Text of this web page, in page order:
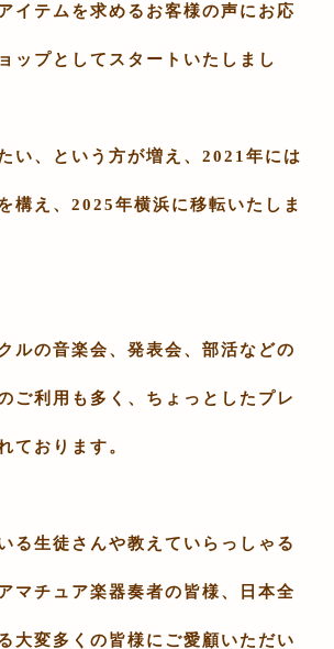
イテムを求めるお客様の声にお応
ップとしてスタートいたしまし
い、という方が増え、 2021 年には
構え、 2025年横浜に移転いたしま
ルの音楽会、発表会、部活などの
ご利用も多く、ちょっとしたプレ
ております。
る生徒さんや教えていらっしゃる
マチュア楽器奏者の皆様、日本全
大変多くの皆様にご愛顧いただい